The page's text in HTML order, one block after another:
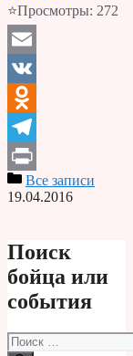
⭐Просмотры: 272
Email
VK
Odnoklassniki
Telegram
PrintВсе записи
19.04.2016
Поиск
бойца или
события
Поиск: